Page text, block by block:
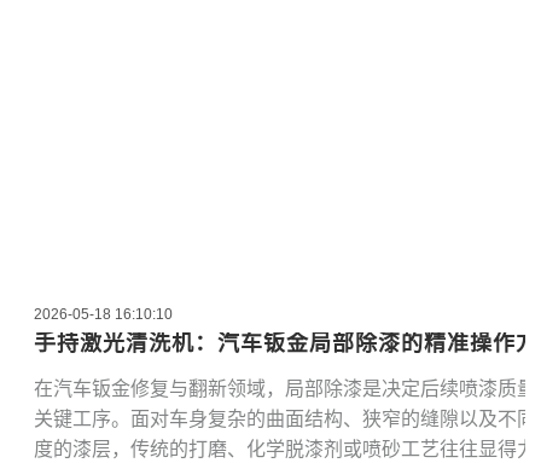
2026-05-18 16:10:10
手持激光清洗机：汽车钣金局部除漆的精准操作
在汽车钣金修复与翻新领域，局部除漆是决定后续喷漆质量
关键工序。面对车身复杂的曲面结构、狭窄的缝隙以及不同
度的漆层，传统的打磨、化学脱漆剂或喷砂工艺往往显得力